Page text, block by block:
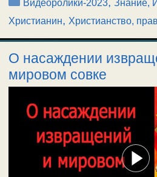
Видеоролики-2023 Знание,
Христианин, Христианство,
О насаждении
мировом совке